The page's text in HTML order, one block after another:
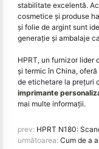
stabilitate excelentă.
cosmetice și produse
și folie de argint sunt
generație și ambalaje
HPRT, un furnizor lider
și termic în China,
de etichetare la prețuri
imprimante
mai multe informații.
prev: HPRT N180: Scaner
următoarea: Cum de a